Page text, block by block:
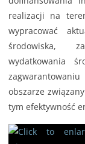
realizacji na
wypracować
środowiska,
wydatkowania
obszarze
tym efektywność